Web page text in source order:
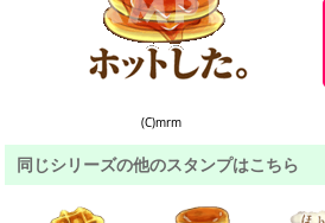
(C)mrm
同じシリーズの他のスタンプはこちら